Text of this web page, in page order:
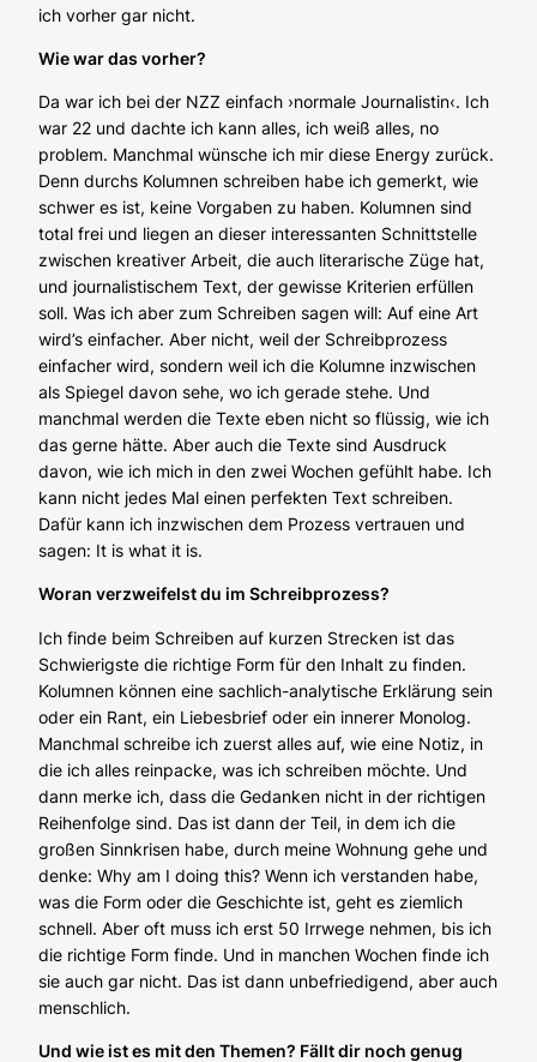
ich vorher gar nicht.
Wie war das vorher?
Da war ich bei der NZZ einfach ›normale Journalistin‹. Ich
war 22 und dachte ich kann alles, ich weiß alles, no
problem. Manchmal wünsche ich mir diese Energy zurück.
Denn durchs Kolumnen schreiben habe ich gemerkt, wie
schwer es ist, keine Vorgaben zu haben. Kolumnen sind
total frei und liegen an dieser interessanten Schnittstelle
zwischen kreativer Arbeit, die auch literarische Züge hat,
und journalistischem Text, der gewisse Kriterien erfüllen
soll. Was ich aber zum Schreiben sagen will: Auf eine Art
wird’s einfacher. Aber nicht, weil der Schreibprozess
einfacher wird, sondern weil ich die Kolumne inzwischen
als Spiegel davon sehe, wo ich gerade stehe. Und
manchmal werden die Texte eben nicht so flüssig, wie ich
das gerne hätte. Aber auch die Texte sind Ausdruck
davon, wie ich mich in den zwei Wochen gefühlt habe. Ich
kann nicht jedes Mal einen perfekten Text schreiben.
Dafür kann ich inzwischen dem Prozess vertrauen und
sagen: It is what it is.
Woran verzweifelst du im Schreibprozess?
Ich finde beim Schreiben auf kurzen Strecken ist das
Schwierigste die richtige Form für den Inhalt zu finden.
Kolumnen können eine sachlich-analytische Erklärung sein
oder ein Rant, ein Liebesbrief oder ein innerer Monolog.
Manchmal schreibe ich zuerst alles auf, wie eine Notiz, in
die ich alles reinpacke, was ich schreiben möchte. Und
dann merke ich, dass die Gedanken nicht in der richtigen
Reihenfolge sind. Das ist dann der Teil, in dem ich die
großen Sinnkrisen habe, durch meine Wohnung gehe und
denke: Why am I doing this? Wenn ich verstanden habe,
was die Form oder die Geschichte ist, geht es ziemlich
schnell. Aber oft muss ich erst 50 Irrwege nehmen, bis ich
die richtige Form finde. Und in manchen Wochen finde ich
sie auch gar nicht. Das ist dann unbefriedigend, aber auch
menschlich.
Und wie ist es mit den Themen? Fällt dir noch genug